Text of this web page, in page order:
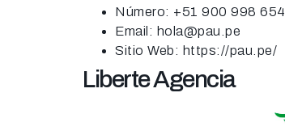
Número: +51 900 998 654
Email: hola@pau.pe
Sitio Web: https://pau.pe/
Liberte Agencia